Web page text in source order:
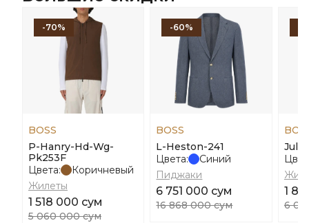
-70%
BOSS
P-Hanry-Hd-Wg-
Pk253F
Цвета:
Коричневый
Жилеты
1 518 000 сум
5 060 000 сум
-60%
BOSS
L-Heston-241
Цвета:
Синий
Пиджаки
6 751 000 сум
16 868 000 сум
1
6